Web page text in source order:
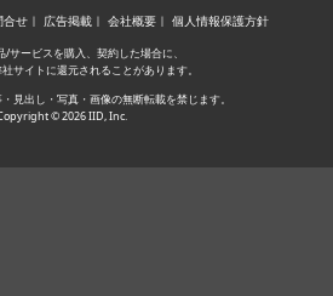
合せ 広告掲載 会社概要 個人情報保護方針
/サービスを購入、契約した場合に、
サイトに還元されることがあります。
見出し・写真・画像の無断転載を禁じます。
© 2026 IID, Inc.